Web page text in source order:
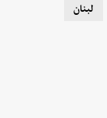
لبنان